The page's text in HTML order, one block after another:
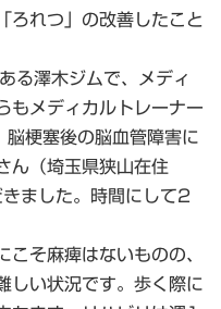
ろれつ」の改善したこと
澤木ジムで、メディ
もメディカルトレーナー
梗塞後の脳血管障害に
ん（埼玉県狭山在住
ました。時間にして2
そ麻痺はないものの、
しい状況です。歩く際に